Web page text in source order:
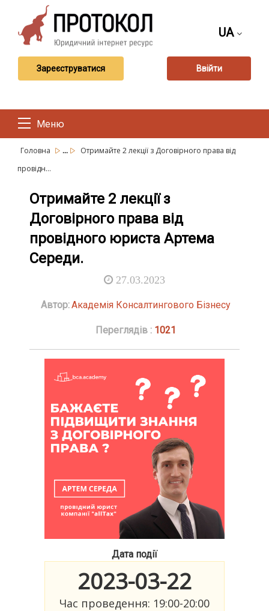
UA
Зареєструватися Ввійти
Меню
Головна ...
Отримайте 2 лекції з Договірного права від
провідн...
Отримайте 2 лекції з
Договірного права від
провідного юриста Артема
Середи.
27.03.2023
Автор:Академія Консалтингового Бізнесу
Переглядів : 1021
Дата події
2023-03-22
Час проведення: 19:00-20:00